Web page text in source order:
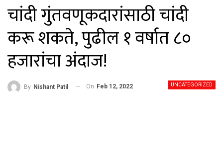
चांदी गुंतवणूकदारांसाठी चांदी
करू शकते, पुढील १ वर्षात ८०
हजारांचा अंदाज!
UNCATEGORIZED
By Nishant Patil On Feb 12, 2022